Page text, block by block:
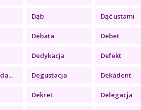
Dąb Dąć ustami
Debata Debet
Dedykacja Defekt
Degustacja Dekadent
Dekret Delegacja